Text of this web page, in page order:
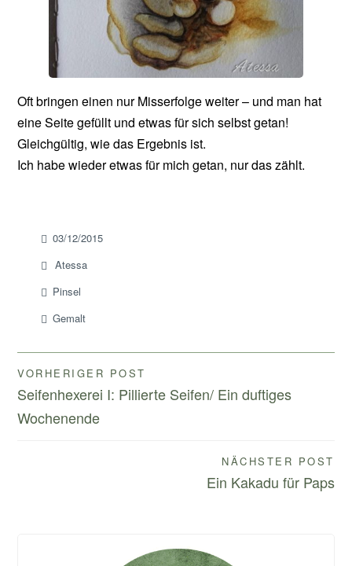
Oft bringen einen nur Misserfolge weiter – und man hat
eine Seite gefüllt und etwas für sich selbst getan!
Gleichgültig, wie das Ergebnis ist.
Ich habe wieder etwas für mich getan, nur das zählt.
03/12/2015
Atessa
Pinsel
Gemalt
Beitragsnavigation
VORHERIGER POST
Seifenhexerei I: Pillierte Seifen/ Ein duftiges
Wochenende
NÄCHSTER POST
Ein Kakadu für Paps